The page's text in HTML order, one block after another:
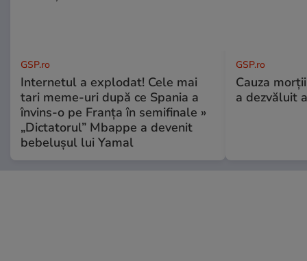
GSP.ro
Internetul a explodat! Cele mai
tari meme-uri după ce Spania a
învins-o pe Franța în semifinale »
„Dictatorul” Mbappe a devenit
bebelușul lui Yamal
GSP.ro
Cauza
a dezvăluit